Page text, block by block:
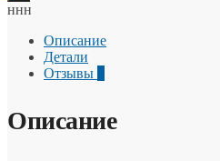
ннн
Описание
Детали
Отзывы
Описание